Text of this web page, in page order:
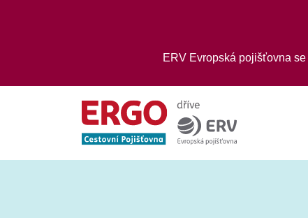
ERV Evropská pojišťovna se